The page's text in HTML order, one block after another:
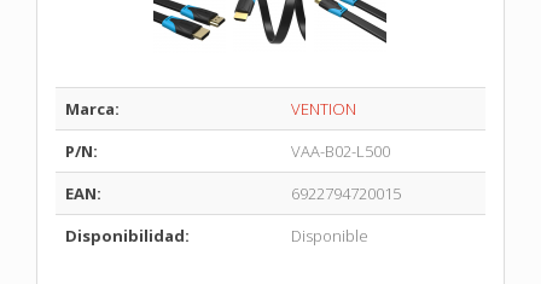
Marca:
VENTION
P/N:
VAA-B02-L500
EAN:
6922794720015
Disponibilidad:
Disponible